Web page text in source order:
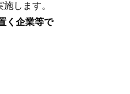
します。
く企業等で